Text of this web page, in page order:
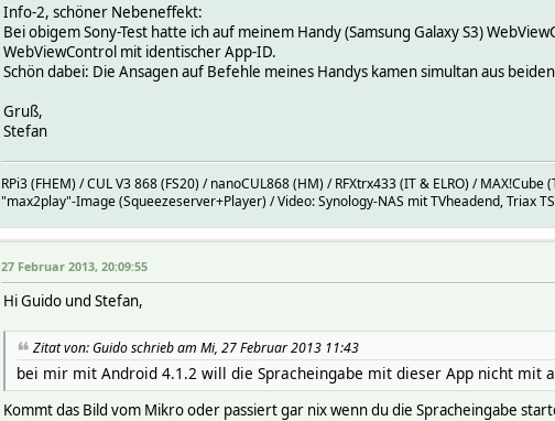
Info-2, schöner Nebeneffekt:
Bei obigem Sony-Test hatte ich auf meinem Handy (Samsung Galaxy S3)
WebViewControl mit identischer App-ID.
Schön dabei: Die Ansagen auf Befehle meines Handys kamen simultan aus
Gruß,
Stefan
RPi3 (FHEM) / CUL V3 868 (FS20) / nanoCUL868 (HM) / RFXtrx433 (IT & ELRO) /
"max2play"-Image (Squeezeserver+Player) / Video: Synology-NAS mit TVheadend, Triax
27 Februar 2013, 20:09:55
Hi Guido und Stefan,
Zitat von: Guido schrieb am Mi, 27 Februar 2013 11:43
bei mir mit Android 4.1.2 will die Spracheingabe mit dieser App nicht mit
Kommt das Bild vom Mikro oder passiert gar nix wenn du die Spracheingabe